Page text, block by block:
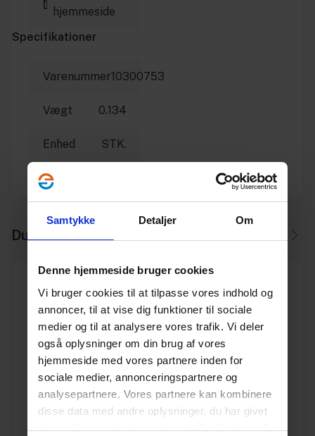
Samtykke Detaljer Om
Denne hjemmeside bruger cookies
Vi bruger cookies til at tilpasse vores indhold og
annoncer, til at vise dig funktioner til sociale
medier og til at analysere vores trafik. Vi deler
også oplysninger om din brug af vores
hjemmeside med vores partnere inden for
sociale medier, annonceringspartnere og
analysepartnere. Vores partnere kan kombinere
disse data med andre oplysninger, du har givet
dem, eller som de har indsamlet fra din brug af
hjemmeside
Specifikationer
Varenummer10300753
Vægt 0.134
Enhed STK.
Producent
Du skal måske også bruge
Hulsav holder til 32-210 mm 101 mm centerbor 9,5 mm
sekskant skaft
Varenr. 10300790